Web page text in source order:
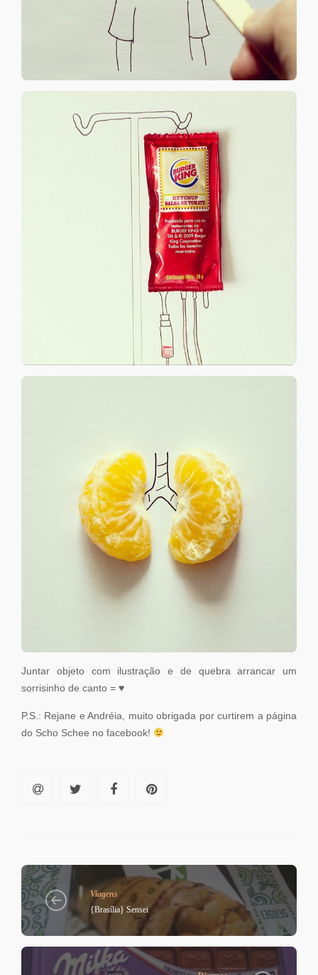
Juntar objeto com ilustração e de quebra arrancar um
sorrisinho de canto = ♥
P.S.: Rejane e Andréia, muito obrigada por curtirem a página
do Scho Schee no facebook!
Viagens
{Brasília} Sensei